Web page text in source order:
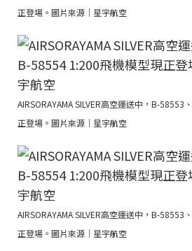
正登場。圖片來源｜星宇航空
AIRSORAYAMA SILVER高空運送中，B-
正登場。圖片來源｜星宇航空
AIRSORAYAMA SILVER高空運送中，B-
正登場。圖片來源｜星宇航空